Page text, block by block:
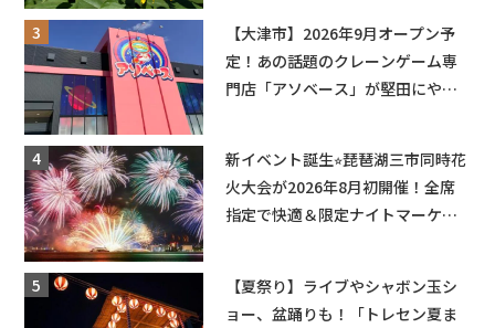
【大津市】2026年9月オープン予
定！あの話題のクレーンゲーム専
門店「アソベース」が堅田にやっ
新イベント誕生⭐︎琵琶湖三市同時花
火大会が2026年8月初開催！全席
指定で快適＆限定ナイトマーケッ
【夏祭り】ライブやシャボン玉シ
ョー、盆踊りも！「トレセン夏ま